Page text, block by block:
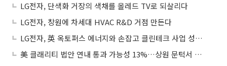
LG전자, 단색화 거장의 색채를 올레드 TV로 되살리다
LG전자, 창원에 차세대 HVAC R&D 거점 만든다
LG전자, 英 옥토퍼스 에너지와 손잡고 클린테크 사업 성장 속도
美 클래리티 법안 연내 통과 가능성 13%…상원 문턱서 제동